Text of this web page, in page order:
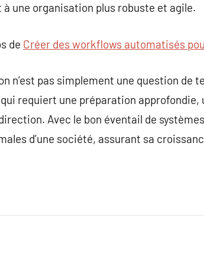
une organisation plus robuste et agile.
de Créer des workflows automatisés
n’est pas simplement une question de
requiert une préparation
Avec le bon éventail de
d’une société, assurant sa